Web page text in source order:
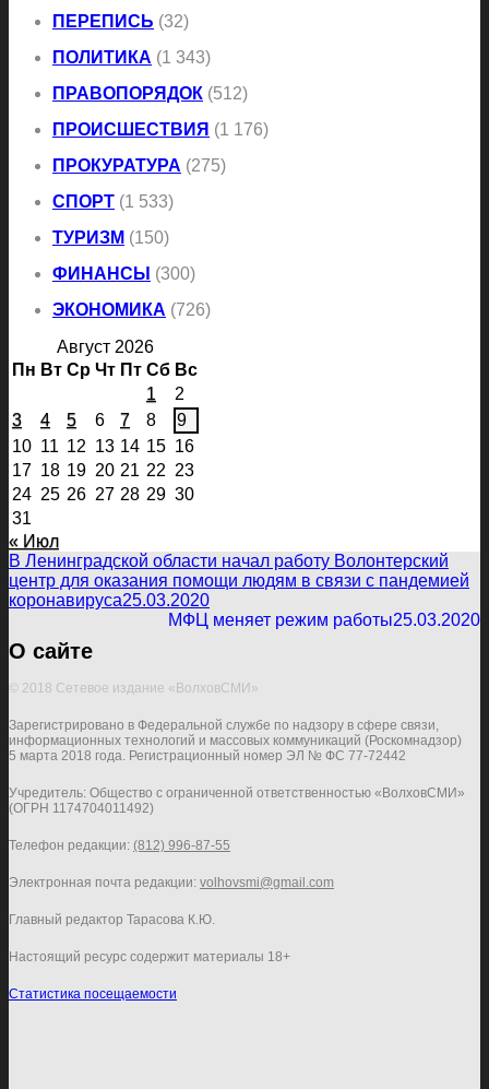
ПЕРЕПИСЬ (32)
ПОЛИТИКА (1 343)
ПРАВОПОРЯДОК (512)
ПРОИСШЕСТВИЯ (1 176)
ПРОКУРАТУРА (275)
СПОРТ (1 533)
ТУРИЗМ (150)
ФИНАНСЫ (300)
ЭКОНОМИКА (726)
Август 2026
Пн Вт Ср Чт Пт Сб Вс
1
2
3
4 5 6 7 8
9
10 11 12 13 14 15 16
17 18 19 20 21 22 23
24 25 26 27 28 29 30
31
« Июл
В Ленинградской области начал работу Волонтерский
центр для оказания помощи людям в связи с пандемией
коронавируса25.03.2020
МФЦ меняет режим работы25.03.2020
О сайте
© 2018 Сетевое издание «ВолховСМИ»
Зарегистрировано в Федеральной службе по надзору в сфере связи,
информационных технологий и массовых коммуникаций (Роскомнадзор)
5 марта 2018 года. Регистрационный номер ЭЛ № ФС 77-72442
Учредитель: Общество с ограниченной ответственностью «ВолховСМИ»
(ОГРН 1174704011492)
Телефон редакции: (812) 996-87-55
Электронная почта редакции: volhovsmi@gmail.com
Главный редактор Тарасова К.Ю.
Настоящий ресурс содержит материалы 18+
Статистика посещаемости